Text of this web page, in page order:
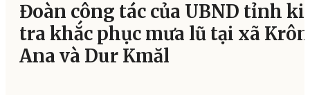
Đoàn công tác của UBND tỉnh
tra khắc phục mưa lũ tại xã
Ana và Dur Kmăl